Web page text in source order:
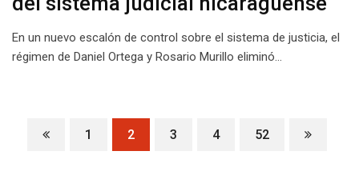
En un nuevo escalón de control sobre el sistema de justicia, el
régimen de Daniel Ortega y Rosario Murillo eliminó…
1 2 3 4 52